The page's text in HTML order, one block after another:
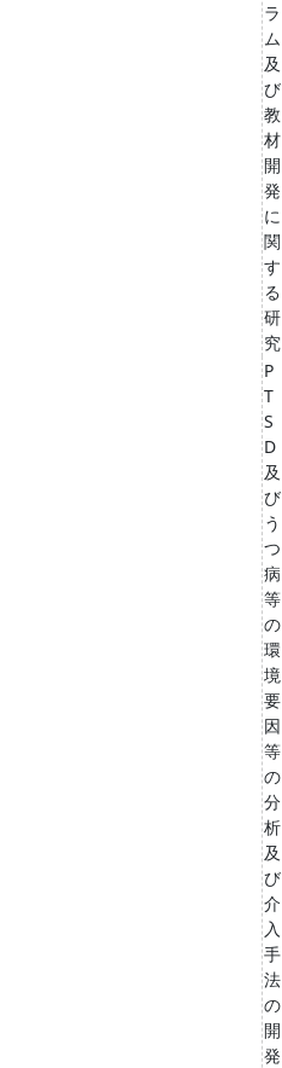
ラ
ム
及
び
教
材
開
発
に
関
す
る
研
究
P
T
S
D
及
び
う
つ
病
等
の
環
境
要
因
等
の
分
析
及
び
介
入
手
法
の
開
発